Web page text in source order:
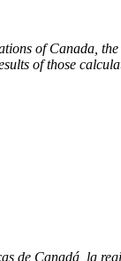
of Canada,
of those
de Canadá, la